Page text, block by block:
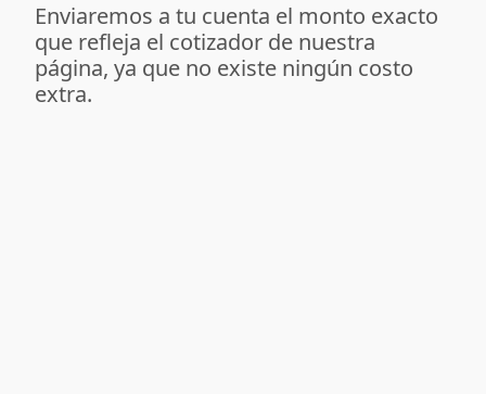
Enviaremos a tu cuenta el monto exacto
que refleja el cotizador de nuestra
página, ya que no existe ningún costo
extra.